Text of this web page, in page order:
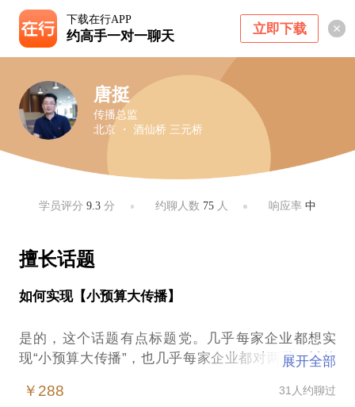
下载在行APP
约高手一对一聊天 立即下载
唐挺
传播总监
北京 ・ 酒仙桥 三元桥
学员评分9.3 分 约聊人数 75人 响应率 中
擅长话题
如何实现【小预算大传播】
是的，这个话题有点标题党。几乎每家企业都想实
现“小预算大传播”，也几乎每家企业都对两微一抖的
运营，有一个很严重的误区——从企业的视角出发，
展开全部
￥288 31人约聊过